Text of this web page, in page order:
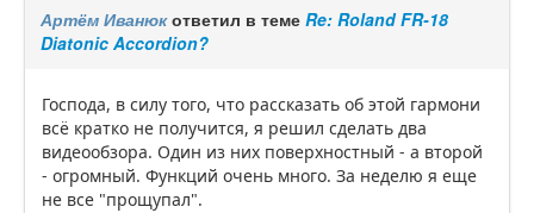
Артём Иванюкответил в теме Re: Roland FR-18
Diatonic Accordion?
Господа, в силу того, что рассказать об этой гармони
всё кратко не получится, я решил сделать два
видеообзора. Один из них поверхностный - а второй
- огромный. Функций очень много. За неделю я еще
не все "прощупал".